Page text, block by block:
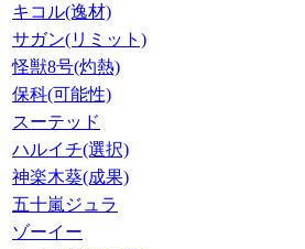
キコル(逸材)
サガン(リミット)
怪獣8号(灼熱)
保科(可能性)
スーテッド
ハルイチ(選択)
神楽木葵(成果)
五十嵐ジュラ
ゾーイー